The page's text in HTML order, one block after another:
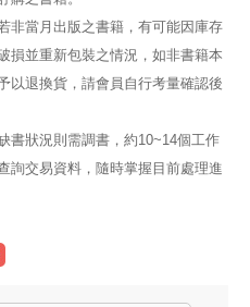
非當月出版之書籍，有可能因庫存
損並重新包裝之情況，如非書籍本
以退換貨，請會員自行考量確認後
書狀況則需調書，約10~14個工作
詢交易資料，隨時掌握目前處理進